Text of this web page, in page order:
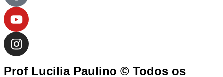
Prof Lucilia Paulino © Todos os